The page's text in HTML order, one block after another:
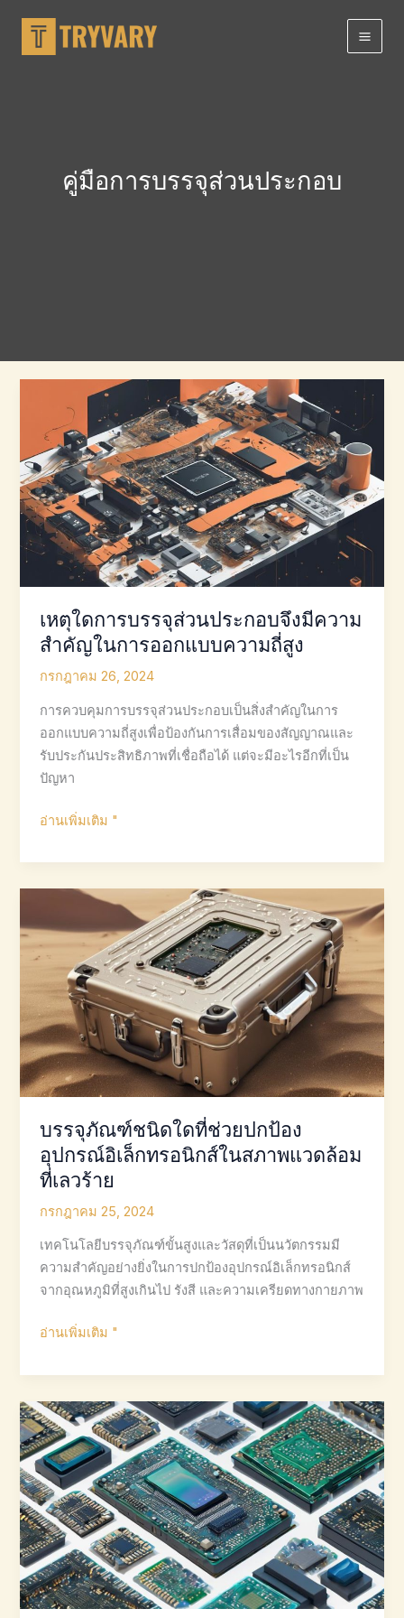
คู่มือการบรรจุส่วนประกอบ
เหตุใดการบรรจุส่วนประกอบจึงมีความ
สำคัญในการออกแบบความถี่สูง
กรกฎาคม 26, 2024
การควบคุมการบรรจุส่วนประกอบเป็นสิ่งสำคัญในการ
ออกแบบความถี่สูงเพื่อป้องกันการเสื่อมของสัญญาณและ
รับประกันประสิทธิภาพที่เชื่อถือได้ แต่จะมีอะไรอีกที่เป็น
ปัญหา
เหตุ
การ
บรรจุ
ประกอบ
จึง
ความ
สำคัญ
ใน
การ
ออกแบบ
สูง
อ่านเพิ่มเติม "
บรรจุภัณฑ์ชนิดใดที่ช่วยปกป้อง
อุปกรณ์อิเล็กทรอนิกส์ในสภาพแวดล้อม
ที่เลวร้าย
กรกฎาคม 25, 2024
เทคโนโลยีบรรจุภัณฑ์ขั้นสูงและวัสดุที่เป็นนวัตกรรมมี
ความสำคัญอย่างยิ่งในการปกป้องอุปกรณ์อิเล็กทรอนิกส์
จากอุณหภูมิที่สูงเกินไป รังสี และความเครียดทางกายภาพ
บรรจุ
ชนิด
ใด
ที่
ช่วย
ปกป้อง
อุปกรณ์
อิเล็กทรอนิกส์
ใน
สภาพ
แวดล้อม
ที่
อ่านเพิ่มเติม "